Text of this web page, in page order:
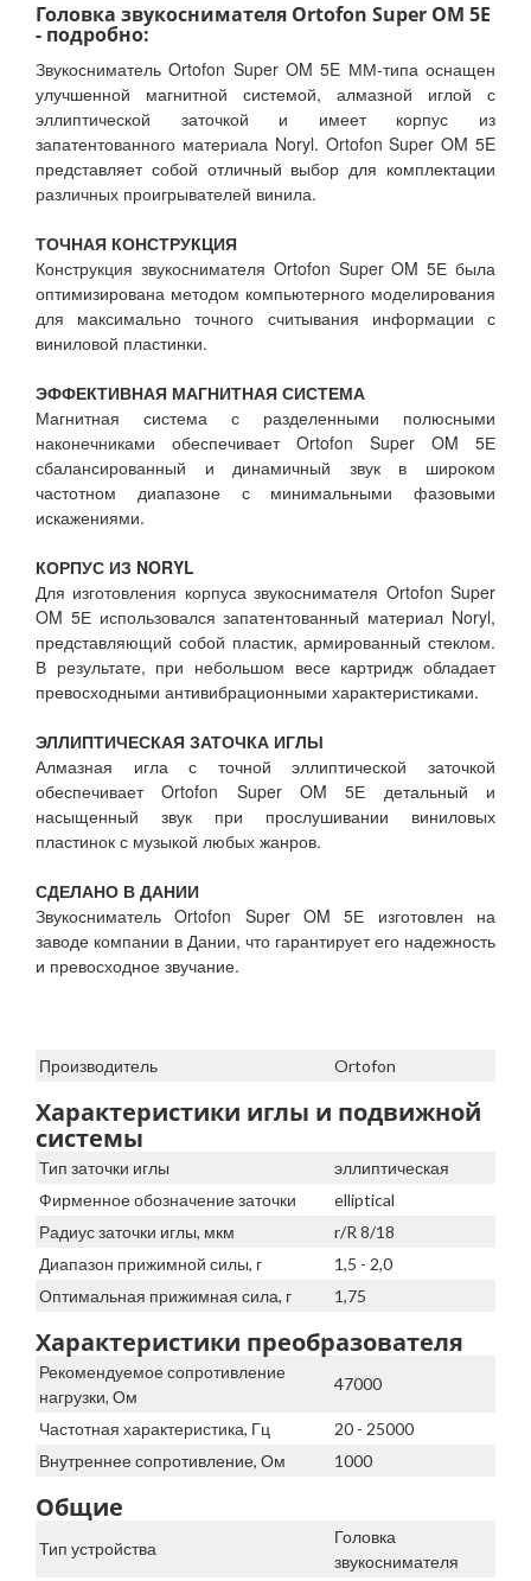
Головка звукоснимателя Ortofon Super OM 5E
- подробно:
Звукосниматель Ortofon Super OM 5E ММ-типа оснащен
улучшенной магнитной системой, алмазной иглой с
эллиптической заточкой и имеет корпус из
запатентованного материала Noryl. Ortofon Super OM 5E
представляет собой отличный выбор для комплектации
различных проигрывателей винила.
ТОЧНАЯ КОНСТРУКЦИЯ
Конструкция звукоснимателя Ortofon Super OM 5Е была
оптимизирована методом компьютерного моделирования
для максимально точного считывания информации с
виниловой пластинки.
ЭФФЕКТИВНАЯ МАГНИТНАЯ СИСТЕМА
Магнитная система с разделенными полюсными
наконечниками обеспечивает Ortofon Super OM 5Е
сбалансированный и динамичный звук в широком
частотном диапазоне с минимальными фазовыми
искажениями.
КОРПУС ИЗ NORYL
Для изготовления корпуса звукоснимателя Ortofon Super
OM 5Е использовался запатентованный материал Noryl,
представляющий собой пластик, армированный стеклом.
В результате, при небольшом весе картридж обладает
превосходными антивибрационными характеристиками.
ЭЛЛИПТИЧЕСКАЯ ЗАТОЧКА ИГЛЫ
Алмазная игла с точной эллиптической заточкой
обеспечивает Ortofon Super OM 5Е детальный и
насыщенный звук при прослушивании виниловых
пластинок с музыкой любых жанров.
СДЕЛАНО В ДАНИИ
Звукосниматель Ortofon Super OM 5Е изготовлен на
заводе компании в Дании, что гарантирует его надежность
и превосходное звучание.
Производитель Ortofon
Характеристики иглы и подвижной
системы
Тип заточки иглы
эллиптическая
Фирменное обозначение заточки
elliptical
Радиус заточки иглы, мкм
r/R 8/18
Диапазон прижимной силы, г
1,5 - 2,0
Оптимальная прижимная сила, г
1,75
Характеристики преобразователя
Рекомендуемое сопротивление
нагрузки, Ом
47000
Частотная характеристика, Гц
20 - 25000
Внутреннее сопротивление, Ом
1000
Общие
Тип устройства
Головка
звукоснимателя